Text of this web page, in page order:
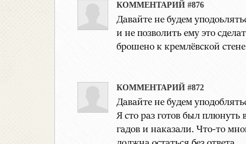
КОММЕНТАРИЙ #876
Давайте не будем
и не позволить ему это
брошено к кремлёвской
КОММЕНТАРИЙ #872
Давайте не будем
Я сто раз готов был плюнуть
гадов и наказали. Что-то